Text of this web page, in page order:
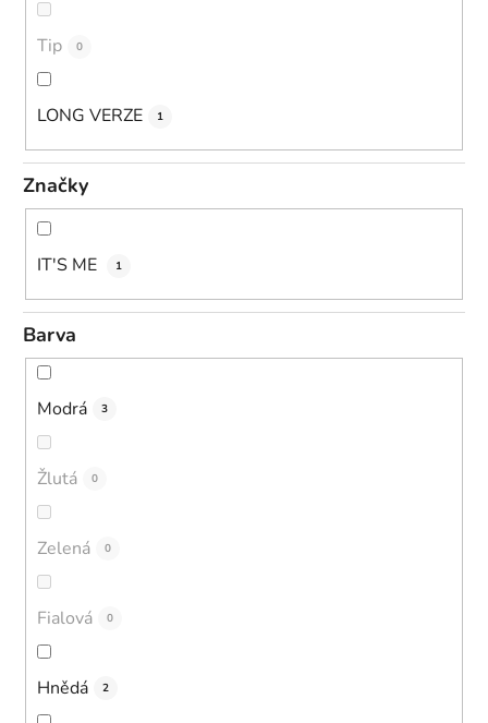
Tip 0
LONG VERZE 1
Značky
IT'S ME 1
Barva
Modrá 3
Žlutá 0
Zelená 0
Fialová 0
Hnědá 2